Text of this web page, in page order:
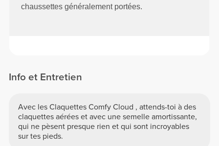
chaussettes généralement portées.
Info et Entretien
Avec les Claquettes Comfy Cloud , attends-toi à des
claquettes aérées et avec une semelle amortissante,
qui ne pèsent presque rien et qui sont incroyables
sur tes pieds.